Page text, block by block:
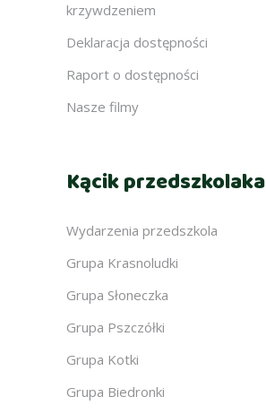
krzywdzeniem
Deklaracja dostępności
Raport o dostępności
Nasze filmy
Kącik przedszkolaka
Wydarzenia przedszkola
Grupa Krasnoludki
Grupa Słoneczka
Grupa Pszczółki
Grupa Kotki
Grupa Biedronki